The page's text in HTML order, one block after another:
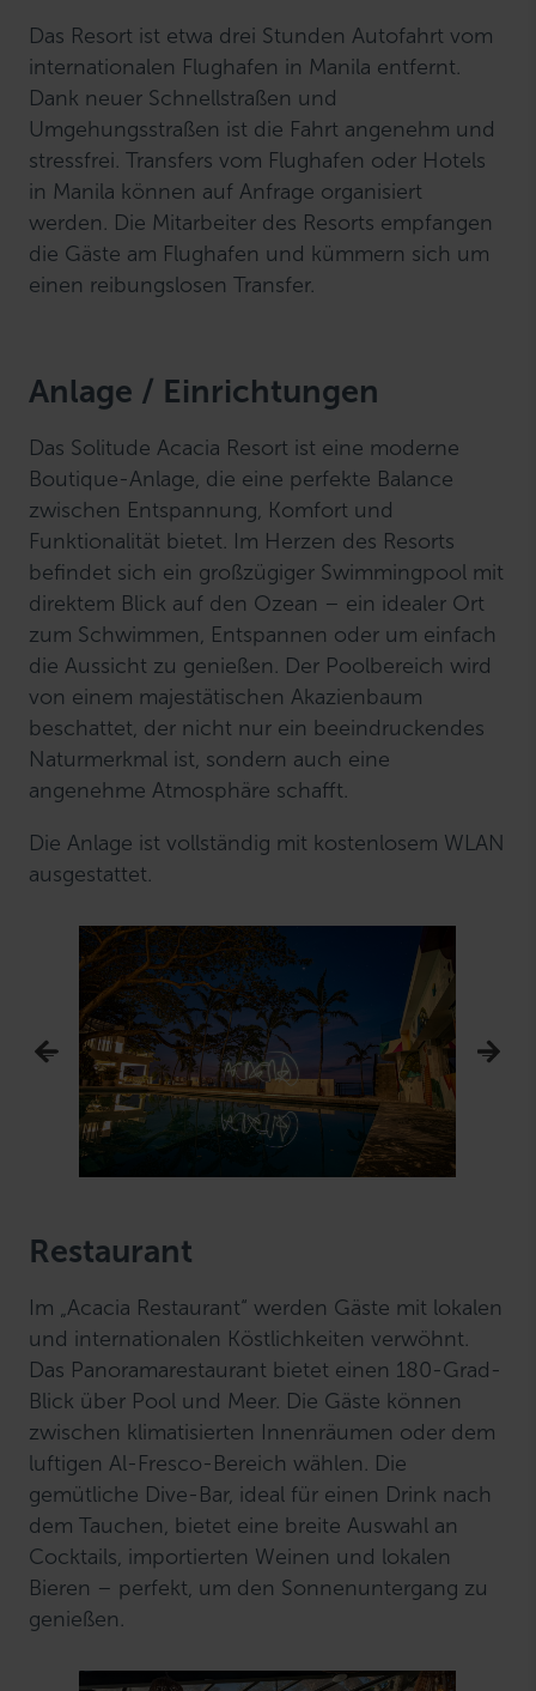
Das Resort ist etwa drei Stunden Autofahrt vom
internationalen Flughafen in Manila entfernt.
Dank neuer Schnellstraßen und
Umgehungsstraßen ist die Fahrt angenehm und
stressfrei. Transfers vom Flughafen oder Hotels
in Manila können auf Anfrage organisiert
werden. Die Mitarbeiter des Resorts empfangen
die Gäste am Flughafen und kümmern sich um
einen reibungslosen Transfer.
Anlage / Einrichtungen
Das Solitude Acacia Resort ist eine moderne
Boutique-Anlage, die eine perfekte Balance
zwischen Entspannung, Komfort und
Funktionalität bietet. Im Herzen des Resorts
befindet sich ein großzügiger Swimmingpool mit
direktem Blick auf den Ozean – ein idealer Ort
zum Schwimmen, Entspannen oder um einfach
die Aussicht zu genießen. Der Poolbereich wird
von einem majestätischen Akazienbaum
beschattet, der nicht nur ein beeindruckendes
Naturmerkmal ist, sondern auch eine
angenehme Atmosphäre schafft.
Die Anlage ist vollständig mit kostenlosem WLAN
ausgestattet.
Restaurant
Im „Acacia Restaurant“ werden Gäste mit lokalen
und internationalen Köstlichkeiten verwöhnt.
Das Panoramarestaurant bietet einen 180-Grad-
Blick über Pool und Meer. Die Gäste können
zwischen klimatisierten Innenräumen oder dem
luftigen Al-Fresco-Bereich wählen. Die
gemütliche Dive-Bar, ideal für einen Drink nach
dem Tauchen, bietet eine breite Auswahl an
Cocktails, importierten Weinen und lokalen
Bieren – perfekt, um den Sonnenuntergang zu
genießen.